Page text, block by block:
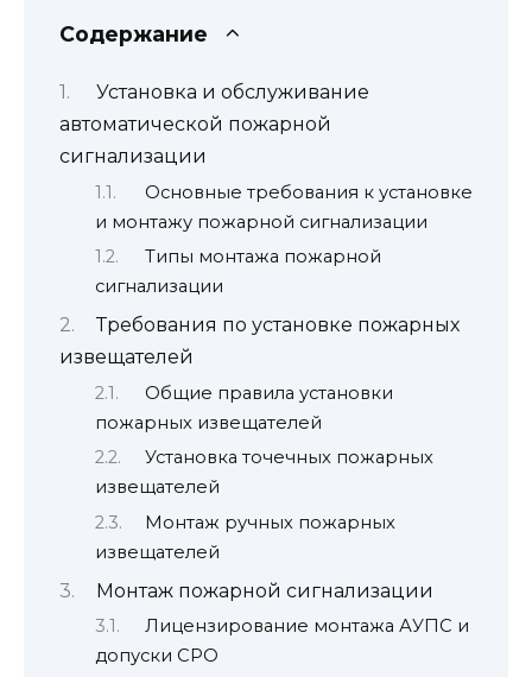
Содержание
Установка и обслуживание
автоматической пожарной
сигнализации
Основные требования к установке
и монтажу пожарной сигнализации
Типы монтажа пожарной
сигнализации
Требования по установке пожарных
извещателей
Общие правила установки
пожарных извещателей
Установка точечных пожарных
извещателей
Монтаж ручных пожарных
извещателей
Монтаж пожарной сигнализации
Лицензирование монтажа АУПС и
допуски СРО